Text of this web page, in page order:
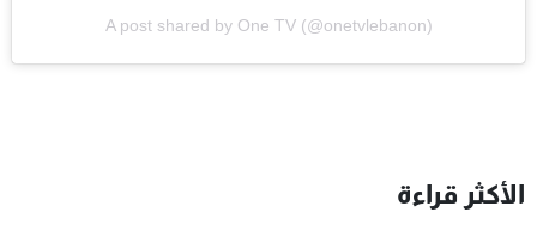
A post shared by One TV (@onetvlebanon)
الأكثر قراءة